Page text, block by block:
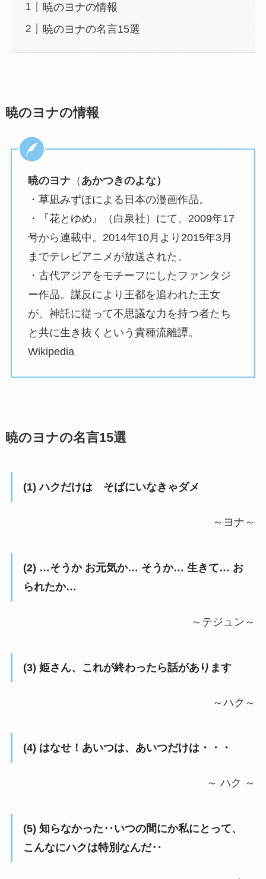
暁のヨナの情報
暁のヨナの名言15選
暁のヨナの情報
暁のヨナ（ あかつきのよな）
・草凪みずほによる日本の漫画作品。
・『花とゆめ』（白泉社）にて、2009年17
号から連載中。2014年10月より2015年3月
までテレビアニメが放送された。
・古代アジアをモチーフにしたファンタジ
ー作品。謀反により王都を追われた王女
が、神託に従って不思議な力を持つ者たち
と共に生き抜くという貴種流離譚。
Wikipedia
暁のヨナの名言15選
(1) ハクだけは そばにいなきゃダメ
～ヨナ～
(2) …そうか お元気か… そうか… 生きて… お
られたか…
～テジュン～
(3) 姫さん、これが終わったら話があります
～ハク～
(4) はなせ！あいつは、あいつだけは・・・
～ ハク ～
(5) 知らなかった‥いつの間にか私にとって、
こんなにハクは特別なんだ‥